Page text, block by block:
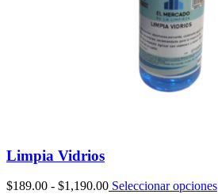
Limpia Vidrios
$189.00 - $1,190.00Rango
Seleccionar opciones